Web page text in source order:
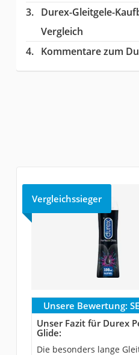
Durex-Gleitgele-
Vergleich
Kommentare zum
Vergleichssieger
Unsere Bewertung:
Unser Fazit für Durex
Glide:
Die besonders lange